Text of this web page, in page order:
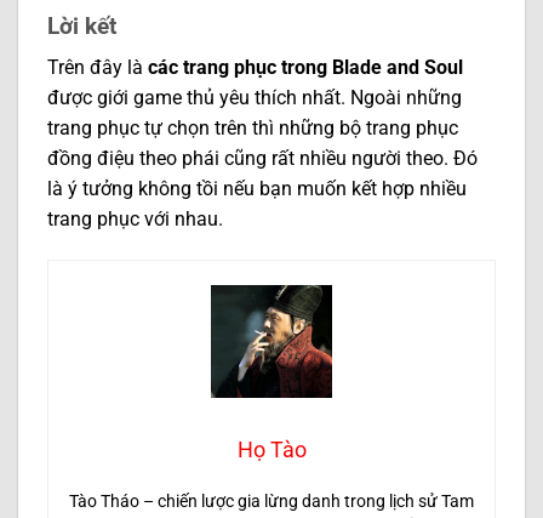
Lời kết
Trên đây là các trang phục trong Blade and Soul
được giới game thủ yêu thích nhất. Ngoài những
trang phục tự chọn trên thì những bộ trang phục
đồng điệu theo phái cũng rất nhiều người theo. Đó
là ý tưởng không tồi nếu bạn muốn kết hợp nhiều
trang phục với nhau.
Họ Tào
Tào Tháo – chiến lược gia lừng danh trong lịch sử Tam